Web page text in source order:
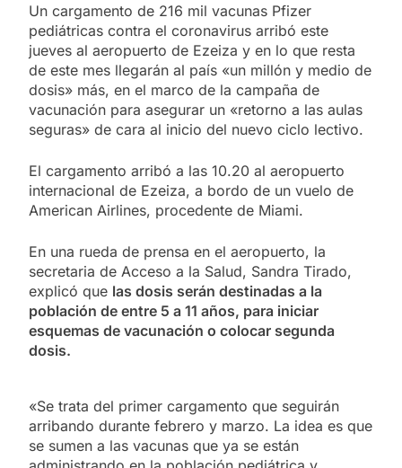
Un cargamento de 216 mil vacunas Pfizer
pediátricas contra el coronavirus arribó este
jueves al aeropuerto de Ezeiza y en lo que resta
de este mes llegarán al país «un millón y medio de
dosis» más, en el marco de la campaña de
vacunación para asegurar un «retorno a las aulas
seguras» de cara al inicio del nuevo ciclo lectivo.
El cargamento arribó a las 10.20 al aeropuerto
internacional de Ezeiza, a bordo de un vuelo de
American Airlines, procedente de Miami.
En una rueda de prensa en el aeropuerto, la
secretaria de Acceso a la Salud, Sandra Tirado,
explicó que las dosis serán destinadas a la
población de entre 5 a 11 años, para iniciar
esquemas de vacunación o colocar segunda
dosis.
«Se trata del primer cargamento que seguirán
arribando durante febrero y marzo. La idea es que
se sumen a las vacunas que ya se están